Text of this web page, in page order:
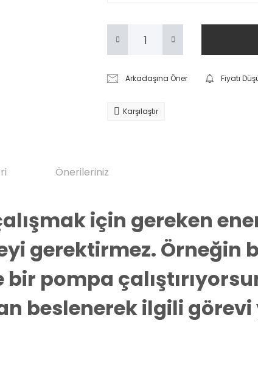
Arkadaşına Öner Fiyatı
Karşılaştır
Önerileriniz
için gereken
gerektirmez.
pompa
beslenerek ilgili